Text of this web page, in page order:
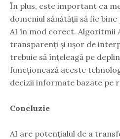
În plus, este important ca
domeniul sănătății să fie
AI în mod corect. Algoritmii
transparenți și ușor de
trebuie să înțeleagă pe
funcționează aceste
decizii informate bazate pe
Concluzie
AI are potențialul de a